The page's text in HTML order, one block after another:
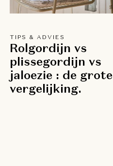
TIPS & ADVIES
Rolgordijn vs
plissegordijn vs
jaloezie : de grote
vergelijking.